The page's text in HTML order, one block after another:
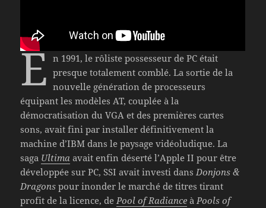
E n 1991, le rôliste possesseur de PC était
presque totalement comblé. La sortie de la
nouvelle génération de processeurs
équipant les modèles AT, couplée à la
démocratisation du VGA et des premières cartes
sons, avait fini par installer définitivement la
machine d’IBM dans le paysage vidéoludique. La
saga Ultima avait enfin déserté l’Apple II pour être
développée sur PC, SSI avait investi dansDonjons &
Dragons pour inonder le marché de titres tirant
profit de la licence, dePool of Radiance àPools of